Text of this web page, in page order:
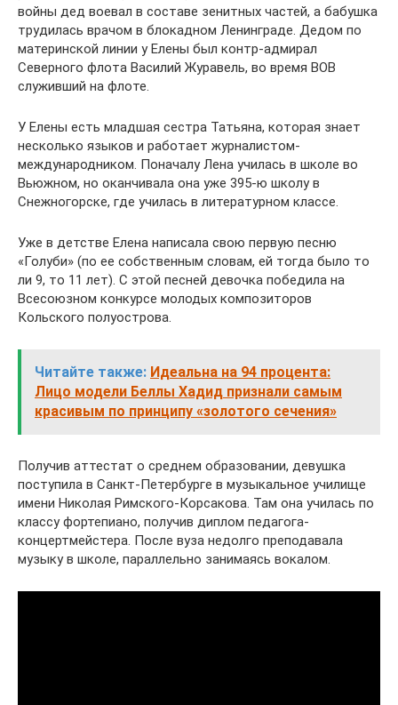
войны дед воевал в составе зенитных частей, а бабушка
трудилась врачом в блокадном Ленинграде. Дедом по
материнской линии у Елены был контр-адмирал
Северного флота Василий Журавель, во время ВОВ
служивший на флоте.
У Елены есть младшая сестра Татьяна, которая знает
несколько языков и работает журналистом-
международником. Поначалу Лена училась в школе во
Вьюжном, но оканчивала она уже 395-ю школу в
Снежногорске, где училась в литературном классе.
Уже в детстве Елена написала свою первую песню
«Голуби» (по ее собственным словам, ей тогда было то
ли 9, то 11 лет). С этой песней девочка победила на
Всесоюзном конкурсе молодых композиторов
Кольского полуострова.
Читайте также: Идеальна на 94 процента:
Лицо модели Беллы Хадид признали самым
красивым по принципу «золотого сечения»
Получив аттестат о среднем образовании, девушка
поступила в Санкт-Петербурге в музыкальное училище
имени Николая Римского-Корсакова. Там она училась по
классу фортепиано, получив диплом педагога-
концертмейстера. После вуза недолго преподавала
музыку в школе, параллельно занимаясь вокалом.